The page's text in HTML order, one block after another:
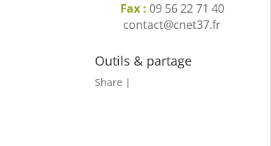
Fax : 09 56 22 71 40
contact@cnet37.fr
Outils & partage
Share |